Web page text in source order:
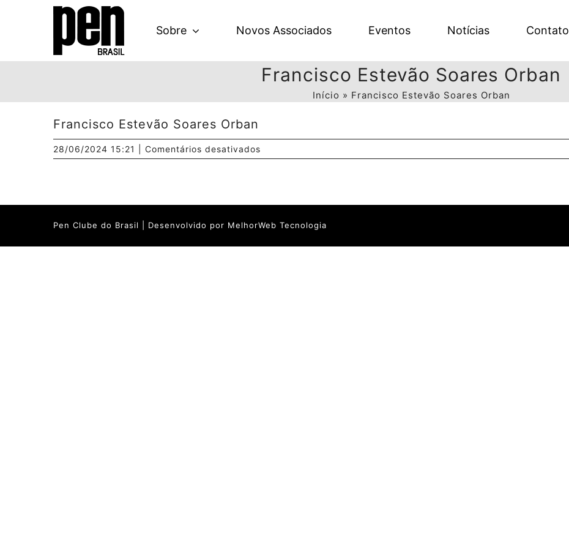
conteúdo
Sobre Novos Associados Eventos Notícias Contato
Francisco Estevão Soares Orban
Início » Francisco Estevão Soares Orban
Francisco Estevão Soares Orban
28/06/2024 15:21 Comentários desativados
Francisco
Pen Clube do Brasil | Desenvolvido por MelhorWeb Tecnologia